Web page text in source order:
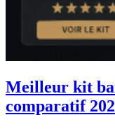
Meilleur kit
comparatif